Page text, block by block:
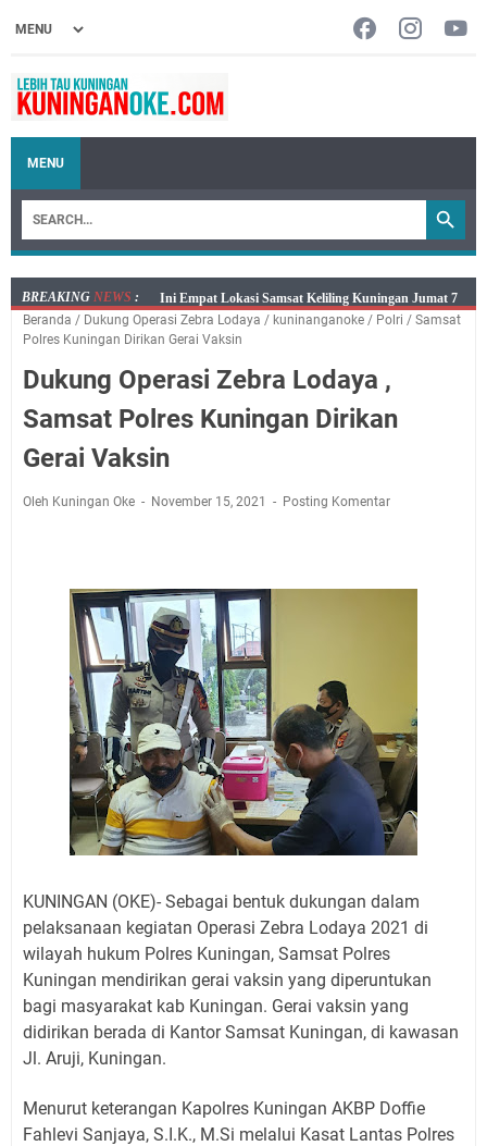
MENU
BREAKING NEWS :
Jumat 7 Agustus 2026 Mobil SIM Keliling Ada di
Kecamatan Sindangagung
Dicabut Dari Hidupmu, Kamu Akan Tetap Berjalan
Kelaparan Meskipun Memiliki Sekarung Penuh Uang
Salat Lima Waktu itu Bukan Cuma Kewajiban, Tapi
juga Tempat Beristirahat yang Paling Menenangkan, Ini
Polres Kuningan dan PAM Tirta Kamuning Salurakan
12 Ribu Liter
Uniku Jadi Tuan Rumah Pendampingan Penyusunan
Dokumen SPMI
Sudahkah Kita Merdeka Dari Hawa Nafsu?
Info Sembako di Pasar Kepuh Kuningan Kamis 6
Agustus 2026, Daging Naik, Telur Turun
Agenda Kegiatan Bupati Kuningan Jumat 7 Agustus
2026 Ada Tiga, Tapi yang Bakal Dihadiri Hanya Satu
Ini Empat Lokasi Samsat Keliling Kuningan Jumat 7
Beranda / Dukung Operasi Zebra Lodaya / kuninanganoke / Polri / Samsat
Polres Kuningan Dirikan Gerai Vaksin
Dukung Operasi Zebra Lodaya ,
Samsat Polres Kuningan Dirikan
Gerai Vaksin
Oleh Kuningan Oke November 15, 2021 Posting Komentar
KUNINGAN (OKE)- Sebagai bentuk dukungan dalam
pelaksanaan kegiatan Operasi Zebra Lodaya 2021 di
wilayah hukum Polres Kuningan, Samsat Polres
Kuningan mendirikan gerai vaksin yang diperuntukan
bagi masyarakat kab Kuningan. Gerai vaksin yang
didirikan berada di Kantor Samsat Kuningan, di kawasan
Jl. Aruji, Kuningan.
Menurut keterangan Kapolres Kuningan AKBP Doffie
Fahlevi Sanjaya, S.I.K., M.Si melalui Kasat Lantas Polres